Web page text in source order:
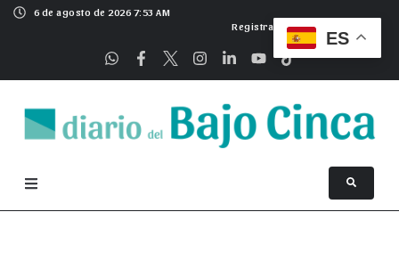
6 de agosto de 2026 7:53 AM
Registrarse
ES